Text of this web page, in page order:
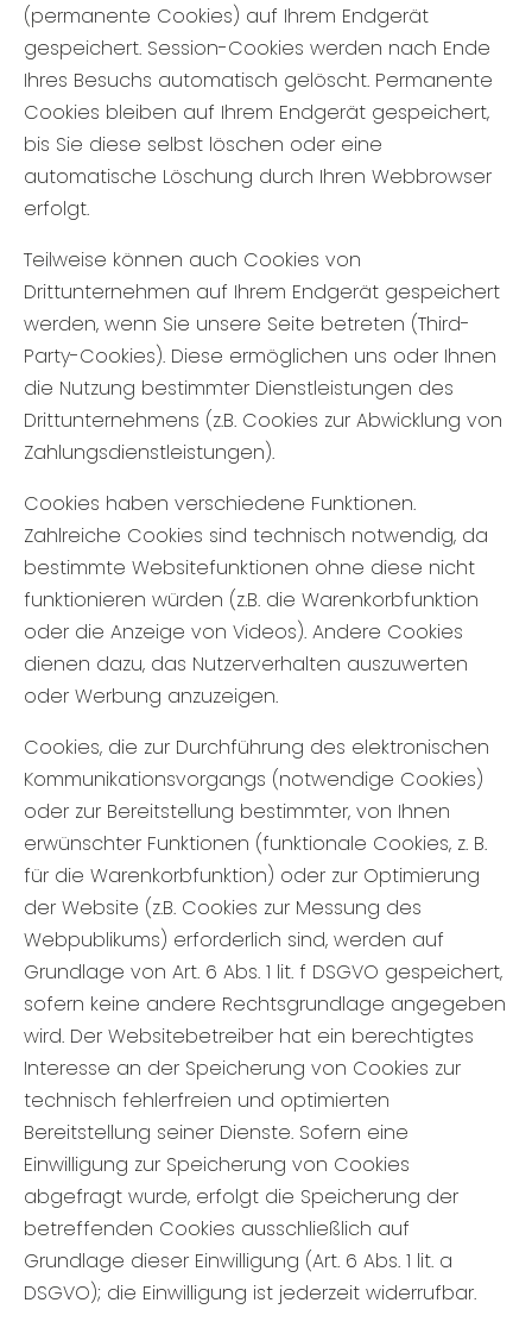
(permanente Cookies) auf Ihrem Endgerät
gespeichert. Session-Cookies werden nach Ende
Ihres Besuchs automatisch gelöscht. Permanente
Cookies bleiben auf Ihrem Endgerät gespeichert,
bis Sie diese selbst löschen oder eine
automatische Löschung durch Ihren Webbrowser
erfolgt.
Teilweise können auch Cookies von
Drittunternehmen auf Ihrem Endgerät gespeichert
werden, wenn Sie unsere Seite betreten (Third-
Party-Cookies). Diese ermöglichen uns oder Ihnen
die Nutzung bestimmter Dienstleistungen des
Drittunternehmens (z.B. Cookies zur Abwicklung von
Zahlungsdienstleistungen).
Cookies haben verschiedene Funktionen.
Zahlreiche Cookies sind technisch notwendig, da
bestimmte Websitefunktionen ohne diese nicht
funktionieren würden (z.B. die Warenkorbfunktion
oder die Anzeige von Videos). Andere Cookies
dienen dazu, das Nutzerverhalten auszuwerten
oder Werbung anzuzeigen.
Cookies, die zur Durchführung des elektronischen
Kommunikationsvorgangs (notwendige Cookies)
oder zur Bereitstellung bestimmter, von Ihnen
erwünschter Funktionen (funktionale Cookies, z. B.
für die Warenkorbfunktion) oder zur Optimierung
der Website (z.B. Cookies zur Messung des
Webpublikums) erforderlich sind, werden auf
Grundlage von Art. 6 Abs. 1 lit. f DSGVO gespeichert,
sofern keine andere Rechtsgrundlage angegeben
wird. Der Websitebetreiber hat ein berechtigtes
Interesse an der Speicherung von Cookies zur
technisch fehlerfreien und optimierten
Bereitstellung seiner Dienste. Sofern eine
Einwilligung zur Speicherung von Cookies
abgefragt wurde, erfolgt die Speicherung der
betreffenden Cookies ausschließlich auf
Grundlage dieser Einwilligung (Art. 6 Abs. 1 lit. a
DSGVO); die Einwilligung ist jederzeit widerrufbar.